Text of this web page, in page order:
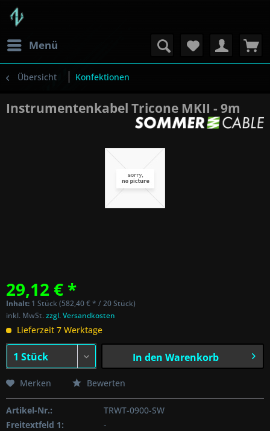
Menü
Übersicht Konfektionen
Instrumentenkabel Tricone MKII - 9m
29,12 € *
Inhalt: 1 Stück (582,40 € * / 20 Stück)
inkl. MwSt.zzgl. Versandkosten
Lieferzeit 7 Werktage
In den Warenkorb
Merken Bewerten
Artikel-Nr.:
TRWT-0900-SW
Freitextfeld 1:
-